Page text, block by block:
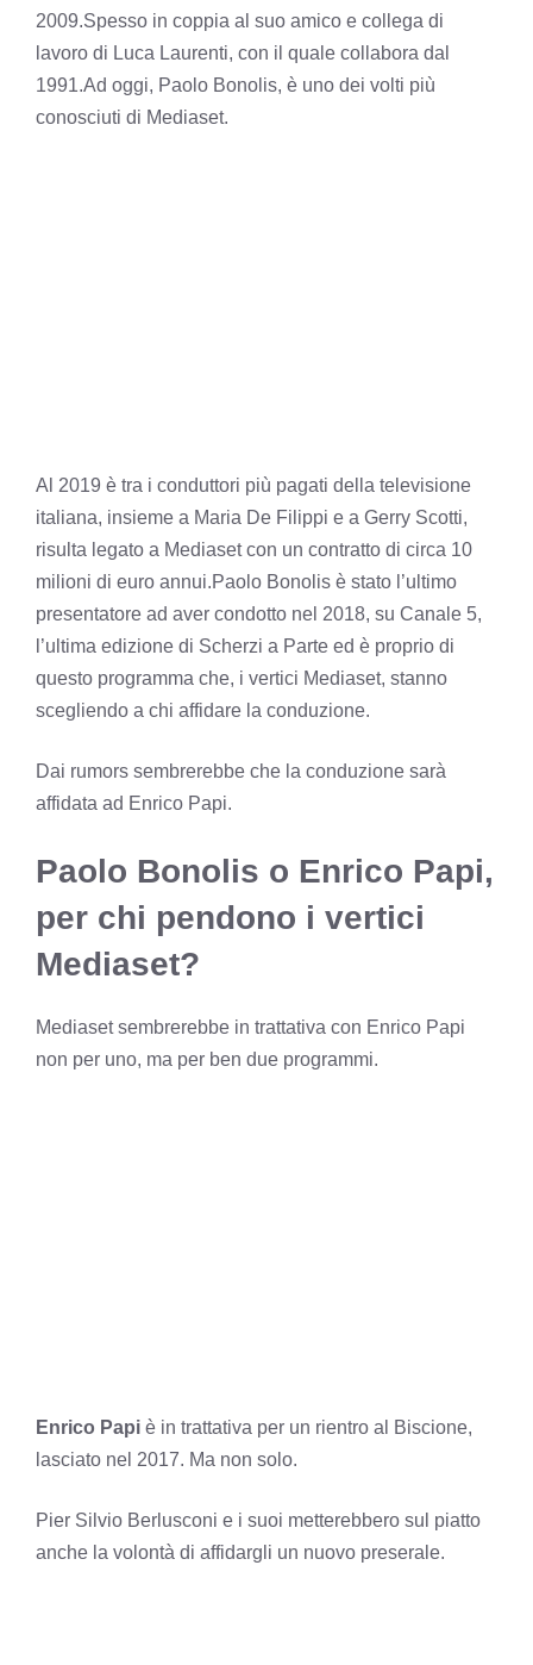
2009.Spesso in coppia al suo amico e collega di
lavoro di Luca Laurenti, con il quale collabora dal
1991.Ad oggi, Paolo Bonolis, è uno dei volti più
conosciuti di Mediaset.
Al 2019 è tra i conduttori più pagati della televisione
italiana, insieme a Maria De Filippi e a Gerry Scotti,
risulta legato a Mediaset con un contratto di circa 10
milioni di euro annui.Paolo Bonolis è stato l’ultimo
presentatore ad aver condotto nel 2018, su Canale 5,
l’ultima edizione di Scherzi a Parte ed è proprio di
questo programma che, i vertici Mediaset, stanno
scegliendo a chi affidare la conduzione.
Dai rumors sembrerebbe che la conduzione sarà
affidata ad Enrico Papi.
Paolo Bonolis o Enrico Papi,
per chi pendono i vertici
Mediaset?
Mediaset sembrerebbe in trattativa con Enrico Papi
non per uno, ma per ben due programmi.
Enrico Papi è in trattativa per un rientro al Biscione,
lasciato nel 2017. Ma non solo.
Pier Silvio Berlusconi e i suoi metterebbero sul piatto
anche la volontà di affidargli un nuovo preserale.